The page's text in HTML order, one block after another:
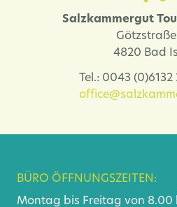
Veranstaltungskalender
Lehár Festival und mehr
Salzkammergut
4820 Bad
Tel.: 0043
BÜRO ÖFFNUNGSZEITEN:
Montag bis Freitag von 8.00